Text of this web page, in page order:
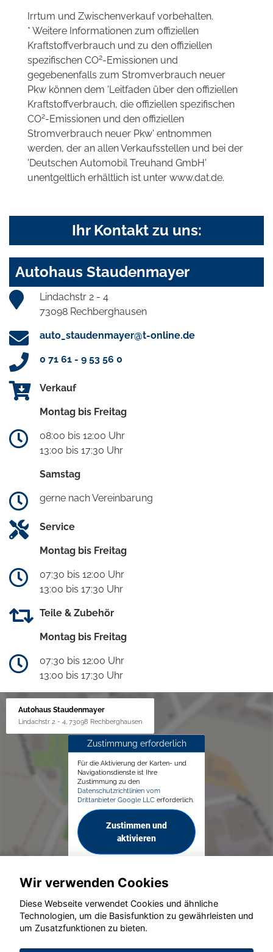
Irrtum und Zwischenverkauf vorbehalten.
* Weitere Informationen zum offiziellen
Kraftstoffverbrauch und zu den offiziellen
spezifischen CO2-Emissionen und
gegebenenfalls zum Stromverbrauch neuer
Pkw können dem 'Leitfaden über den offiziellen
Kraftstoffverbrauch, die offiziellen spezifischen
CO2-Emissionen und den offiziellen
Stromverbrauch neuer Pkw' entnommen
werden, der an allen Verkaufsstellen und bei der
'Deutschen Automobil Treuhand GmbH'
unentgeltlich erhältlich ist unter www.dat.de.
Ihr Kontakt zu uns:
Autohaus Staudenmayer
Lindachstr 2 - 4
73098 Rechberghausen
auto_staudenmayer@t-online.de
0 71 61 - 9 53 56 0
Verkauf
Montag bis Freitag
08:00 bis 12:00 Uhr
13:00 bis 17:30 Uhr
Samstag
gerne nach Vereinbarung
Service
Montag bis Freitag
07:30 bis 12:00 Uhr
13:00 bis 17:30 Uhr
Teile & Zubehör
Montag bis Freitag
07:30 bis 12:00 Uhr
13:00 bis 17:30 Uhr
Autohaus Staudenmayer
Lindachstr 2 - 4, 73098 Rechberghausen
Zustimmung erforderlich
Für die Aktivierung der Karten- und
Navigationsdienste ist Ihre
Zustimmung zu den
Datenschutzrichtlinien vom
Drittanbieter Google LLC erforderlich.
Zustimmen und
aktivieren
© konjunkturmotor.de GmbH 2020 - 2026
Wir verwenden Cookies
Diese Webseite verwendet Cookies und ähnliche
Technologien, um die Basisfunktion zu gewährleisten und
um Zusatzfunktionen zu bieten.